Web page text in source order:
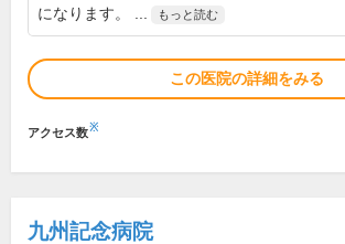
になります。 ...
もっと読む
この医院の詳細をみる
アクセス数※
九州記念病院